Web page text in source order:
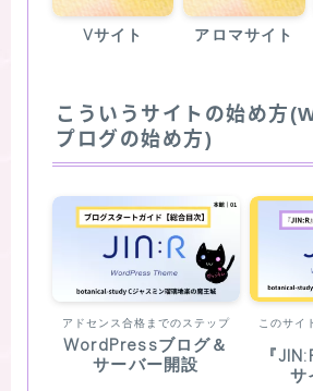
Vサイト アロマサイト
こういうサイトの始め方
プログの始め方)
アドセンス合格までのステップ
WordPressブログ＆
サーバー開設
このサイ
『
サ